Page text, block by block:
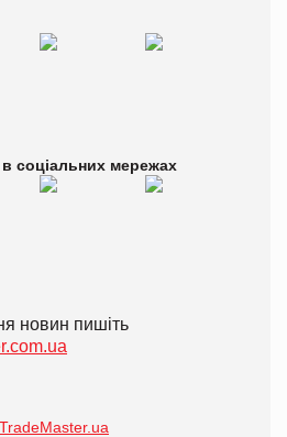
соціальних мережах
новин пишіть